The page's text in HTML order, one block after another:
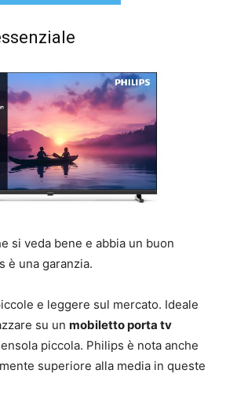
si veda bene e abbia un buon
è una garanzia.
e leggere sul mercato. Ideale
su un mobiletto porta tv
piccola. Philips è nota anche
superiore alla media in queste